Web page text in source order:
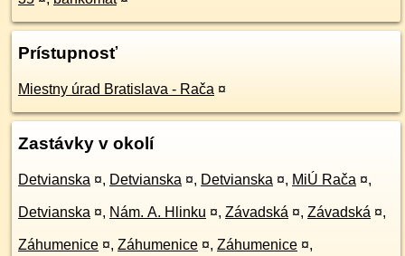
Prístupnosť
Miestny úrad Bratislava - Rača ¤
Zastávky v okolí
Detvianska ¤, Detvianska ¤, Detvianska ¤, MiÚ Rača ¤,
Detvianska ¤, Nám. A. Hlinku ¤, Závadská ¤, Závadská ¤,
Záhumenice ¤, Záhumenice ¤, Záhumenice ¤,